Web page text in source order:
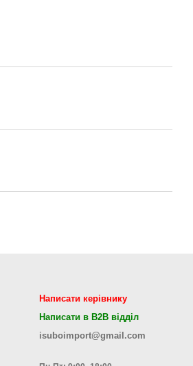
Написати керівнику
Написати в B2B відділ
isuboimport@gmail.com